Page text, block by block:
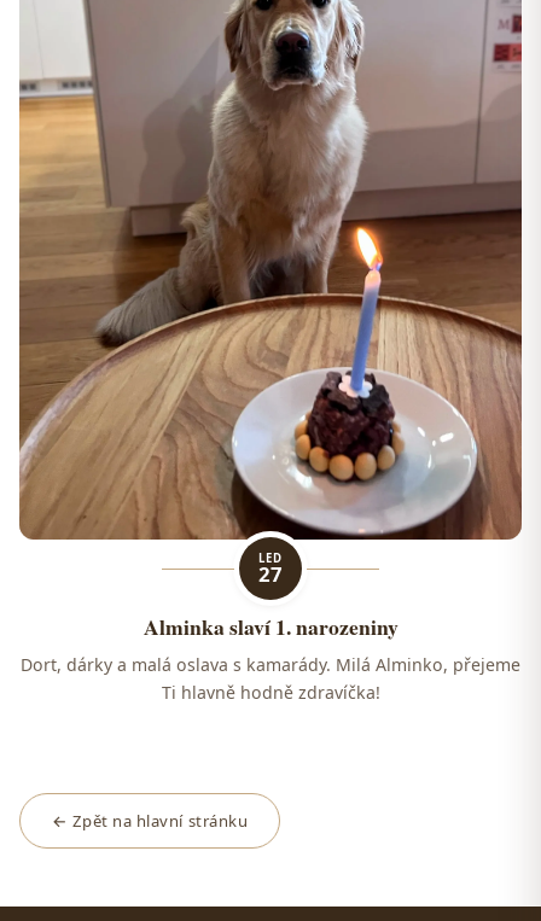
LED
27
Alminka slaví 1. narozeniny
Dort, dárky a malá oslava s kamarády. Milá Alminko, přejeme
Ti hlavně hodně zdravíčka!
← Zpět na hlavní stránku